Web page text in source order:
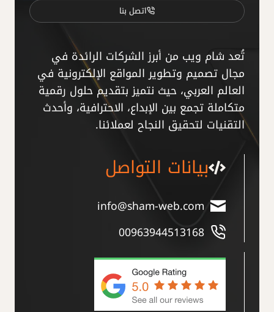
اتصل بنا
تُعد شام ويب من أبرز الشركات الرائدة في
مجال تصميم وتطوير المواقع الإلكترونية في
العالم العربي، حيث نتميز بتقديم حلول رقمية
متكاملة تجمع بين الإبداع، الاحترافية، وأحدث
التقنيات لتحقيق النجاح لعملائنا.
بيانات التواصل
info@sham-web.com
00963944513168